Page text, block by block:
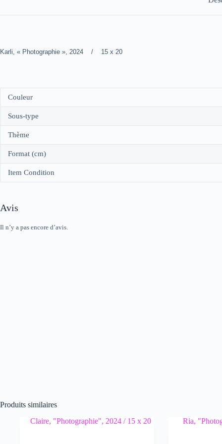
Karli, « Photographie », 2024 / 15 x 20
Couleur
Sous-type
Thème
Format (cm)
Item Condition
Avis
Il n’y a pas encore d’avis.
Produits similaires